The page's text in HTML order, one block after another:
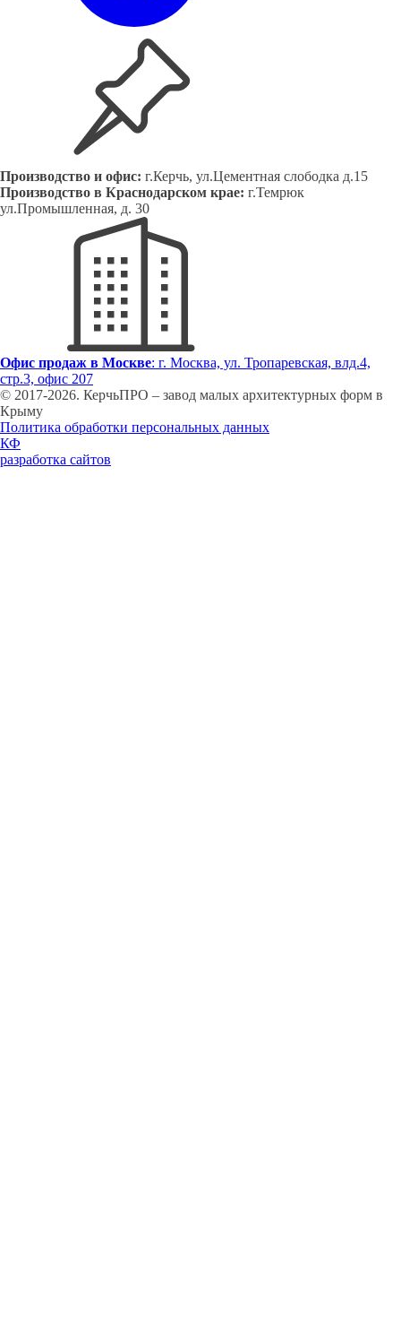
Производство и офис: г.Керчь, ул.Цементная слободка д.15
Производство в Краснодарском крае: г.Темрюк
ул.Промышленная, д. 30
Офис продаж в Москве: г. Москва, ул. Тропаревская, влд.4,
стр.3, офис 207
© 2017-2026. КерчьПРО – завод малых архитектурных форм в
Крыму
Политика обработки персональных данных
КФ
разработка сайтов